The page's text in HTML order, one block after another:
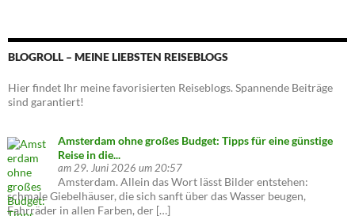
BLOGROLL – MEINE LIEBSTEN REISEBLOGS
Hier findet Ihr meine favorisierten Reiseblogs. Spannende Beiträge
sind garantiert!
Amsterdam ohne großes Budget: Tipps für eine günstige
Reise in die...
am 29. Juni 2026 um 20:57
Amsterdam. Allein das Wort lässt Bilder entstehen:
schmale Giebelhäuser, die sich sanft über das Wasser beugen,
Fahrräder in allen Farben, der […]